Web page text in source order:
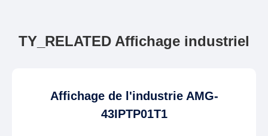
TY_RELATED Affichage industriel
Affichage de l'industrie AMG-
43IPTP01T1